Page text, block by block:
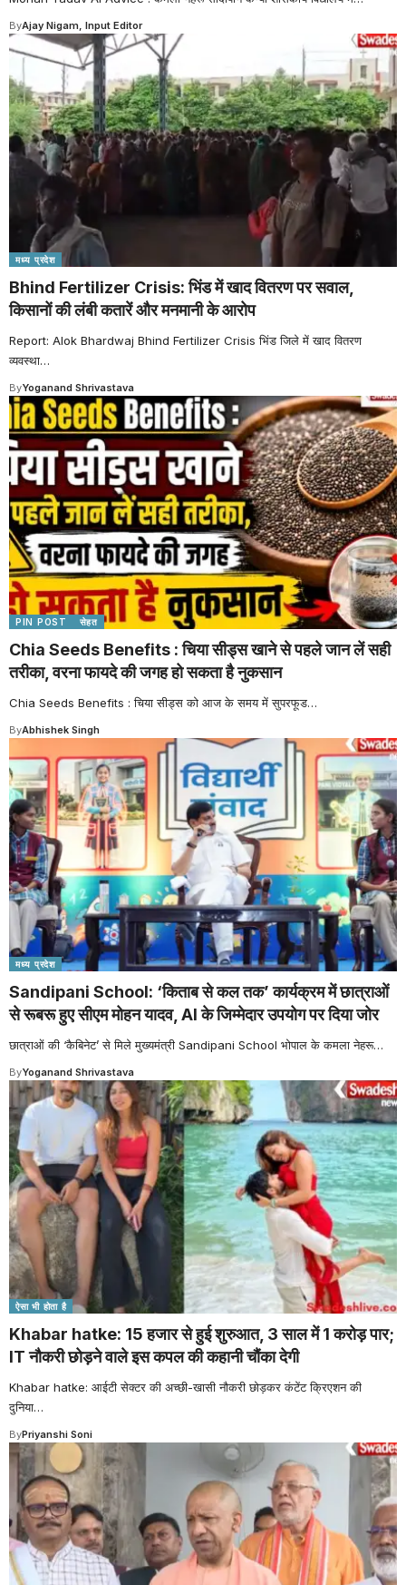
ByAjay Nigam, Input Editor
मध्य प्रदेश
Bhind Fertilizer Crisis: भिंड में खाद वितरण पर सवाल,
किसानों की लंबी कतारें और मनमानी के आरोप
Report: Alok Bhardwaj Bhind Fertilizer Crisis भिंड जिले में खाद वितरण
व्यवस्था…
ByYoganand Shrivastava
PIN POST सेहत
Chia Seeds Benefits : चिया सीड्स खाने से पहले जान लें सही
तरीका, वरना फायदे की जगह हो सकता है नुकसान
Chia Seeds Benefits : चिया सीड्स को आज के समय में सुपरफूड…
ByAbhishek Singh
मध्य प्रदेश
Sandipani School: ‘किताब से कल तक’ कार्यक्रम में छात्राओं
से रूबरू हुए सीएम मोहन यादव, AI के जिम्मेदार उपयोग पर दिया जोर
छात्राओं की ‘कैबिनेट’ से मिले मुख्यमंत्री Sandipani School भोपाल के कमला नेहरू…
ByYoganand Shrivastava
ऐसा भी होता है
Khabar hatke: 15 हजार से हुई शुरुआत, 3 साल में 1 करोड़ पार;
IT नौकरी छोड़ने वाले इस कपल की कहानी चौंका देगी
Khabar hatke: आईटी सेक्टर की अच्छी-खासी नौकरी छोड़कर कंटेंट क्रिएशन की
दुनिया…
ByPriyanshi Soni